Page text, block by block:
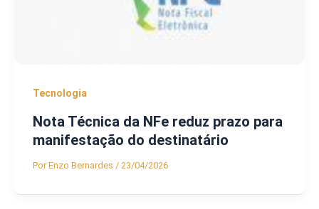
Tecnologia
Nota Técnica da NFe reduz prazo para
manifestação do destinatário
PorEnzo Bernardes / 23/04/2026